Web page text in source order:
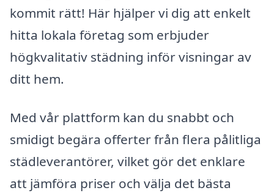
kommit rätt! Här hjälper vi dig att enkelt
hitta lokala företag som erbjuder
högkvalitativ städning inför visningar av
ditt hem.
Med vår plattform kan du snabbt och
smidigt begära offerter från flera pålitliga
städleverantörer, vilket gör det enklare
att jämföra priser och välja det bästa